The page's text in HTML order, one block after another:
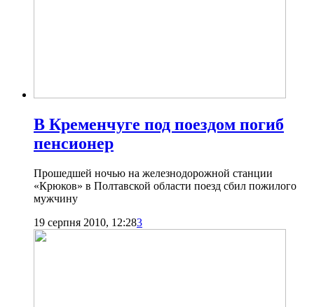
В Кременчуге под поездом погиб
пенсионер
Прошедшей ночью на железнодорожной станции
«Крюков» в Полтавской области поезд сбил пожилого
мужчину
19 серпня 2010, 12:283